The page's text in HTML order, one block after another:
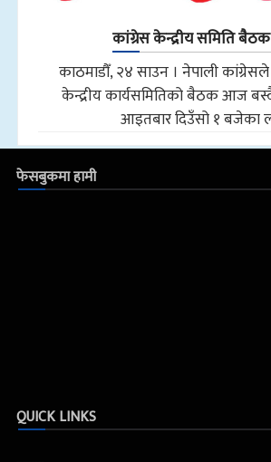
कांग्रेस केन्द्रीय समिति
काठमाडौँ, २४ साउन । नेपाली
केन्द्रीय कार्यसमितिको बैठक आज
आइतबार दिउँसो १ बजेका
फेसबुकमा हामी
QUICK LINKS